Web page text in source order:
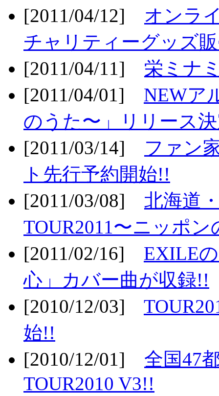
[2011/04/12] オンラ
チャリティーグッズ
[2011/04/11] 栄ミナ
[2011/04/01] NEWア
のうた〜」リリース
[2011/03/14] ファン
ト先行予約開始!!
[2011/03/08] 北海道
TOUR2011〜ニッポ
[2011/02/16] EXILE
心」カバー曲が収録!!
[2010/12/03]
始!!
[2010/12/01] 全国47
TOUR2010 V3!!